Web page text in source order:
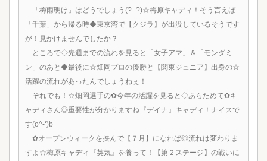
「梅雨明け」はどうでしょう(?_?)☆梅原キャディ！そう言えば
「千葉」から帰る時◆東京湾で【クジラ】が出没しているそうです
が！見かけませんでしたか？
ところで◇先週までの流れを見ると「女子アマ」＆「モンダミ
ン」のあと◆最後に☆畑岡プロの優勝と【関東ジュニア】出身の☆
活躍の流れがあったんでしょうねぇ！
それでも！☆畑岡選手の✿今年の活躍を見ると◇あらためて✿キ
ャディさん◎重要性が分かりますね『デイナ』キャディ！ナイスで
す(o^-‘)b
✿オープンウィークを挟んで【７月】になれば◎流れは変わりま
すよ☆梅原キャディ『英気』を養って！【第２ステージ】の戦いに